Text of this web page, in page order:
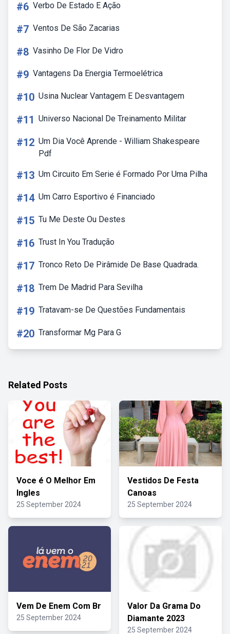
#6 Verbo De Estado E Ação
#7 Ventos De São Zacarias
#8 Vasinho De Flor De Vidro
#9 Vantagens Da Energia Termoelétrica
#10 Usina Nuclear Vantagem E Desvantagem
#11 Universo Nacional De Treinamento Militar
#12 Um Dia Você Aprende - William Shakespeare
Pdf
#13 Um Circuito Em Serie é Formado Por Uma Pilha
#14 Um Carro Esportivo é Financiado
#15 Tu Me Deste Ou Destes
#16 Trust In You Tradução
#17 Tronco Reto De Pirâmide De Base Quadrada.
#18 Trem De Madrid Para Sevilha
#19 Tratavam-se De Questões Fundamentais
#20 Transformar Mg Para G
Related Posts
Voce é O Melhor Em
Ingles
25 September 2024
Vestidos De Festa
Canoas
25 September 2024
Vem De Enem Com Br
25 September 2024
Valor Da Grama Do
Diamante 2023
25 September 2024